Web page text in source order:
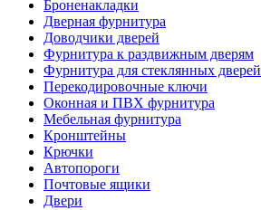
Броненакладки
Дверная фурнитура
Доводчики дверей
Фурнитура к раздвижным дверям
Фурнитура для стеклянных дверей
Перекодировочные ключи
Оконная и ПВХ фурнитура
Мебельная фурнитура
Кронштейны
Крючки
Автопороги
Почтовые ящики
Двери